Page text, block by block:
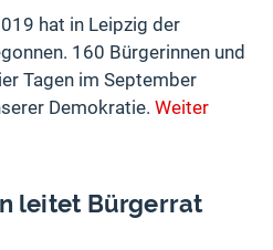
hat in Leipzig der
160 Bürgerinnen und
Tagen im September
Demokratie. Weiter
leitet Bürgerrat